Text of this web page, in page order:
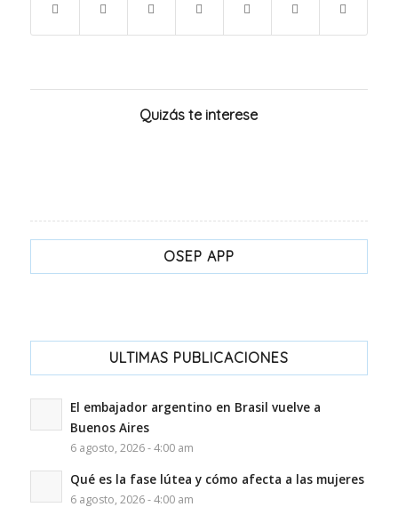
Quizás te interese
OSEP APP
ULTIMAS PUBLICACIONES
El embajador argentino en Brasil vuelve a
Buenos Aires
6 agosto, 2026 - 4:00 am
Qué es la fase lútea y cómo afecta a las mujeres
6 agosto, 2026 - 4:00 am